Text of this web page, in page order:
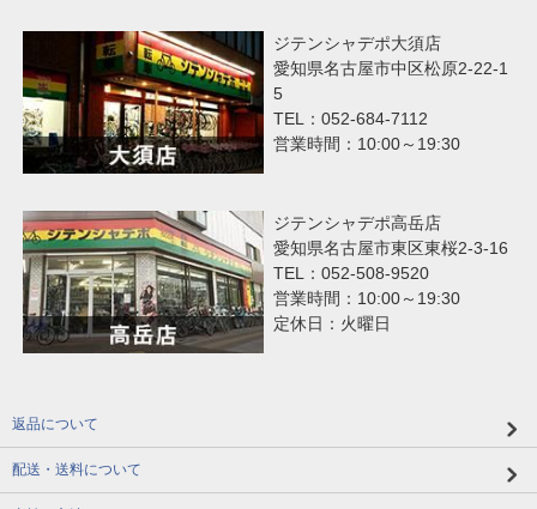
ジテンシャデポ大須店
愛知県名古屋市中区松原2-22-1
5
TEL：052-684-7112
営業時間：10:00～19:30
ジテンシャデポ高岳店
愛知県名古屋市東区東桜2-3-16
TEL：052-508-9520
営業時間：10:00～19:30
定休日：火曜日
返品について
配送・送料について